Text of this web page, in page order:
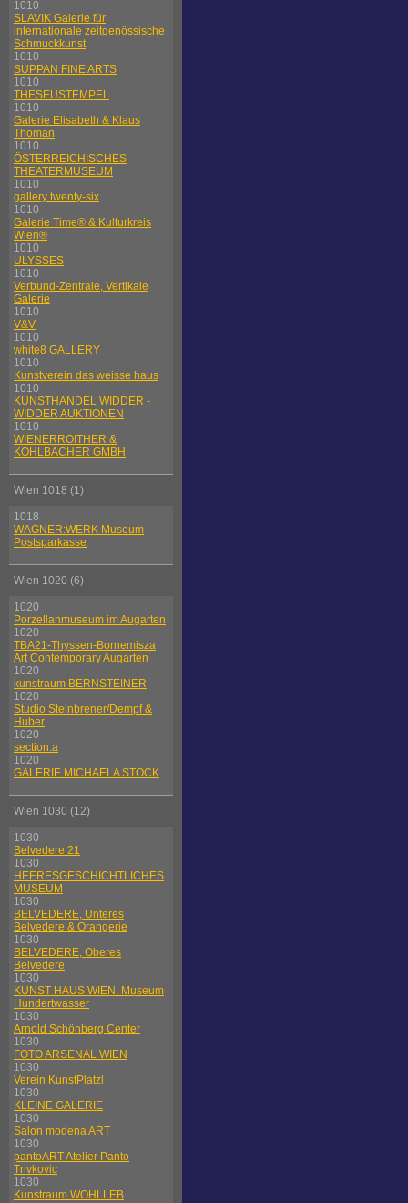
1010
SLAVIK Galerie für
internationale zeitgenössische
Schmuckkunst
1010
SUPPAN FINE ARTS
1010
THESEUSTEMPEL
1010
Galerie Elisabeth & Klaus
Thoman
1010
ÖSTERREICHISCHES
THEATERMUSEUM
1010
gallery twenty-six
1010
Galerie Time® & Kulturkreis
Wien®
1010
ULYSSES
1010
Verbund-Zentrale, Vertikale
Galerie
1010
V&V
1010
white8 GALLERY
1010
Kunstverein das weisse haus
1010
KUNSTHANDEL WIDDER -
WIDDER AUKTIONEN
1010
WIENERROITHER &
KOHLBACHER GMBH
Wien 1018 (1)
1018
WAGNER:WERK Museum
Postsparkasse
Wien 1020 (6)
1020
Porzellanmuseum im Augarten
1020
TBA21-Thyssen-Bornemisza
Art Contemporary Augarten
1020
kunstraum BERNSTEINER
1020
Studio Steinbrener/Dempf &
Huber
1020
section.a
1020
GALERIE MICHAELA STOCK
Wien 1030 (12)
1030
Belvedere 21
1030
HEERESGESCHICHTLICHES
MUSEUM
1030
BELVEDERE, Unteres
Belvedere & Orangerie
1030
BELVEDERE, Oberes
Belvedere
1030
KUNST HAUS WIEN. Museum
Hundertwasser
1030
Arnold Schönberg Center
1030
FOTO ARSENAL WIEN
1030
Verein KunstPlatzl
1030
KLEINE GALERIE
1030
Salon modena ART
1030
pantoART Atelier Panto
Trivkovic
1030
Kunstraum WOHLLEB